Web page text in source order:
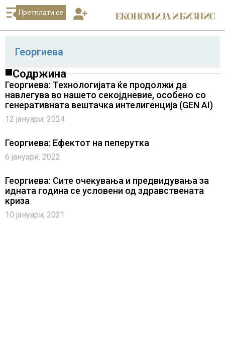
Претплати се
Георгиева
Содржина
Георгиева: Технологијата ќе продолжи да
навлегува во нашето секојдневие, особено со
генеративната вештачка интелигенција (GEN AI)
12 јануари, 2024
Георгиева: Ефектот на пеперутка
6 јануари, 2022
Георгиева: Сите очекувања и предвидувања за
идната година се условени од здравствената
криза
10 јануари, 2021